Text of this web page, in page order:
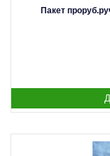
Пакет